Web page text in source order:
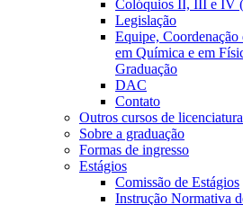
Colóquios II, III e IV
Legislação
Equipe,
em Química e em
Graduação
DAC
Contato
Outros cursos de
Sobre a graduação
Formas de ingresso
Estágios
Comissão de Estágios
Instrução Normativa